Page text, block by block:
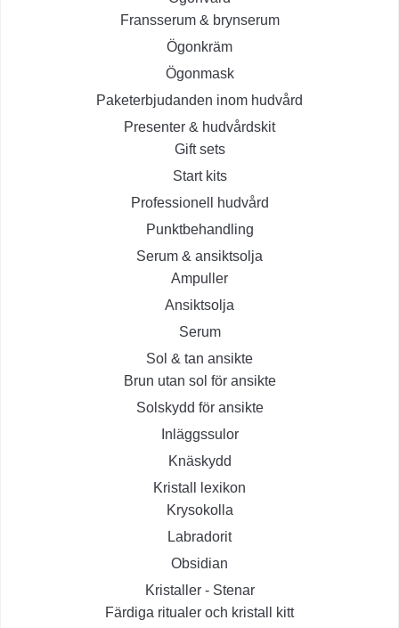
Fransserum & brynserum
Ögonkräm
Ögonmask
Paketerbjudanden inom hudvård
Presenter & hudvårdskit
Gift sets
Start kits
Professionell hudvård
Punktbehandling
Serum & ansiktsolja
Ampuller
Ansiktsolja
Serum
Sol & tan ansikte
Brun utan sol för ansikte
Solskydd för ansikte
Inläggssulor
Knäskydd
Kristall lexikon
Krysokolla
Labradorit
Obsidian
Kristaller - Stenar
Färdiga ritualer och kristall kitt